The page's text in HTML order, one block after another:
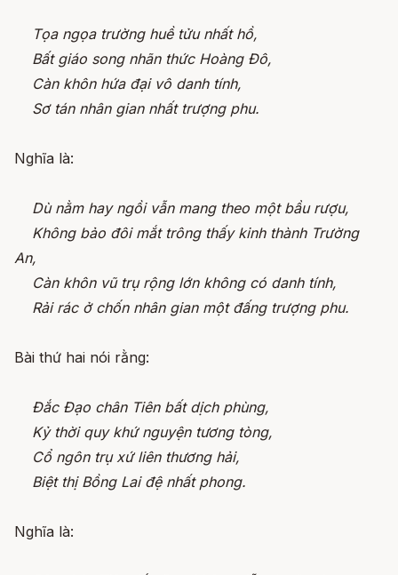
Tọa ngọa trường huề tửu nhất hồ,
Bất giáo song nhãn thức Hoàng Đô,
Càn khôn hứa đại vô danh tính,
Sơ tán nhân gian nhất trượng phu.
Nghĩa là:
Dù nằm hay ngồi vẫn mang theo một bầu rượu,
Không bảo đôi mắt trông thấy kinh thành Trường
An,
Càn khôn vũ trụ rộng lớn không có danh tính,
Rải rác ở chốn nhân gian một đấng trượng phu.
Bài thứ hai nói rằng:
Đắc Đạo chân Tiên bất dịch phùng,
Kỷ thời quy khứ nguyện tương tòng,
Cổ ngôn trụ xứ liên thương hải,
Biệt thị Bồng Lai đệ nhất phong.
Nghĩa là: